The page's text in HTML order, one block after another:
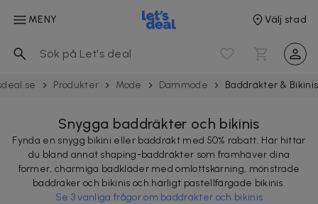
MENY Välj stad
Produkter Mode Dammode Baddräkter & Bikinis
Snygga baddräkter och bikinis
Fynda en snygg bikini eller baddräkt med 50% rabatt. Här hittar
du bland annat shaping-baddräkter som framhäver dina
former, charmiga badkläder med omlottskärning, mönstrade
baddräker och bikinis och härligt pastellfärgade bikinis.
Se 3 vanliga frågor om baddräkter och bikinis